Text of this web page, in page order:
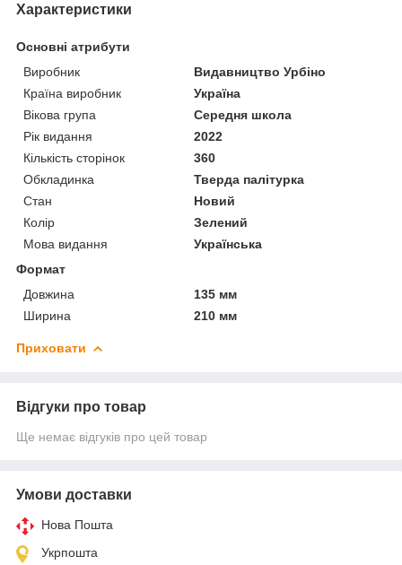
Характеристики
Основні атрибути
Виробник
Видавництво Урбіно
Країна виробник
Україна
Вікова група
Середня школа
Рік видання
2022
Кількість сторінок
360
Обкладинка
Тверда палітурка
Стан
Новий
Колір
Зелений
Мова видання
Українська
Формат
Довжина
135 мм
Ширина
210 мм
Приховати
Відгуки про товар
Ще немає відгуків про цей товар
Умови доставки
Нова Пошта
Укрпошта